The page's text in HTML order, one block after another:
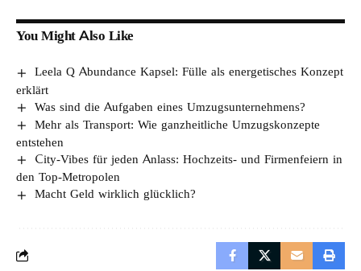
You Might Also Like
Leela Q Abundance Kapsel: Fülle als energetisches Konzept
erklärt
Was sind die Aufgaben eines Umzugsunternehmens?
Mehr als Transport: Wie ganzheitliche Umzugskonzepte
entstehen
City-Vibes für jeden Anlass: Hochzeits- und Firmenfeiern in
den Top-Metropolen
Macht Geld wirklich glücklich?